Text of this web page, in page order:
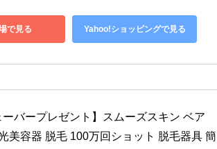
で見る Yahoo!ショッピングで見る
バープレゼント】スムーズスキン ベア
美容器 脱毛 100万回ショット 脱毛器具 簡